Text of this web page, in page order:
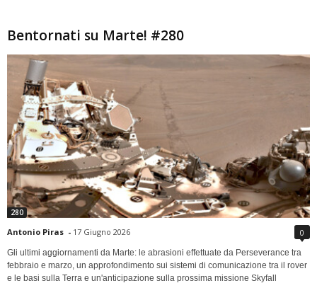
Bentornati su Marte! #280
280
Antonio Piras - 17 Giugno 2026 0
Gli ultimi aggiornamenti da Marte: le abrasioni effettuate da Perseverance tra
febbraio e marzo, un approfondimento sui sistemi di comunicazione tra il rover
e le basi sulla Terra e un'anticipazione sulla prossima missione Skyfall